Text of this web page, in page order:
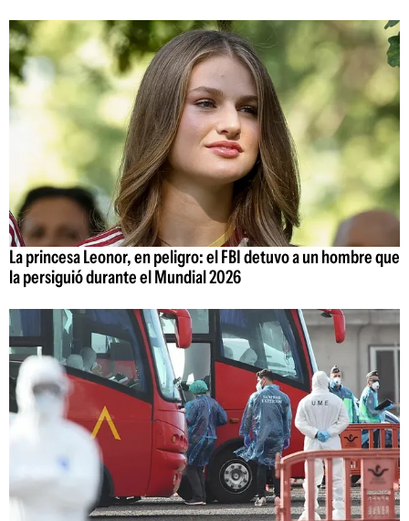
La princesa Leonor, en peligro: el FBI detuvo a un hombre que
la persiguió durante el Mundial 2026